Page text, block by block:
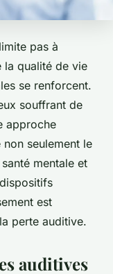
pas à
la qualité de vie
se renforcent.
souffrant de
approche
seulement le
mentale et
est
perte auditive.
auditives